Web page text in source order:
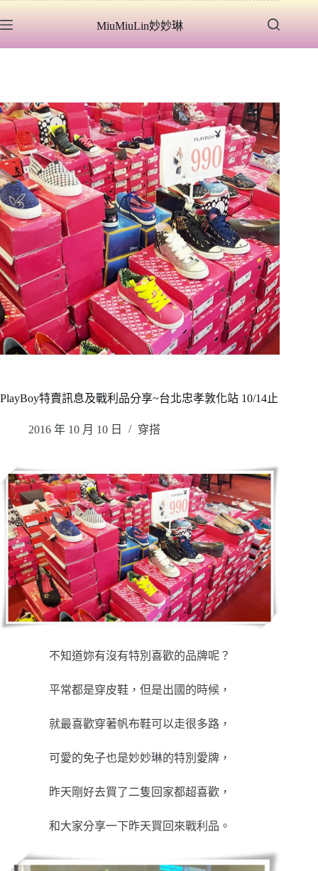
至
MiuMiuLin妙妙琳
PlayBoy特賣訊息及戰利品分享~台北忠孝敦化站 10/14止
2016 年 10 月 10 日 穿搭
不知道妳有沒有特別喜歡的品牌呢？
平常都是穿皮鞋，但是出國的時候，
就最喜歡穿著帆布鞋可以走很多路，
可愛的免子也是妙妙琳的特別愛牌，
昨天剛好去買了二隻回家都超喜歡，
和大家分享一下昨天買回來戰利品。